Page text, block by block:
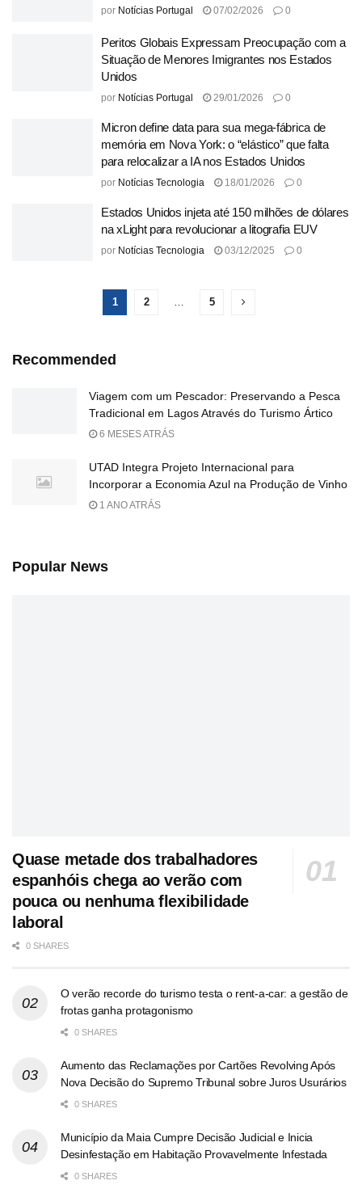
por Notícias Portugal 07/02/2026 0
Peritos Globais Expressam Preocupação com a
Situação de Menores Imigrantes nos Estados
Unidos
por Notícias Portugal 29/01/2026 0
Micron define data para sua mega-fábrica de
memória em Nova York: o “elástico” que falta
para relocalizar a IA nos Estados Unidos
por Notícias Tecnologia 18/01/2026 0
Estados Unidos injeta até 150 milhões de dólares
na xLight para revolucionar a litografia EUV
por Notícias Tecnologia 03/12/2025 0
1 2 … 5
Recommended
Viagem com um Pescador: Preservando a Pesca
Tradicional em Lagos Através do Turismo Ártico
6 MESES ATRÁS
UTAD Integra Projeto Internacional para
Incorporar a Economia Azul na Produção de Vinho
1 ANO ATRÁS
Popular News
Quase metade dos trabalhadores
espanhóis chega ao verão com
pouca ou nenhuma flexibilidade
laboral
0 SHARES
O verão recorde do turismo testa o rent-a-car: a gestão de
frotas ganha protagonismo
0 SHARES
Aumento das Reclamações por Cartões Revolving Após
Nova Decisão do Supremo Tribunal sobre Juros Usurários
0 SHARES
Município da Maia Cumpre Decisão Judicial e Inicia
Desinfestação em Habitação Provavelmente Infestada
0 SHARES